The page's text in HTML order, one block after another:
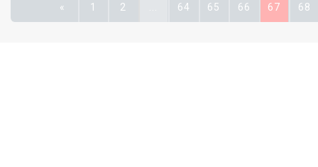
« 1 2 64 65 66 67 68